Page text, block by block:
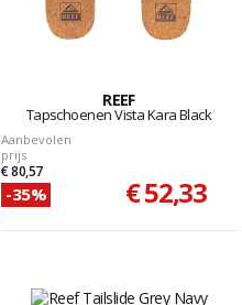
REEF
Tapschoenen Vista Kara Black
Aanbevolen
prijs
€ 80,57
-35% € 52,33